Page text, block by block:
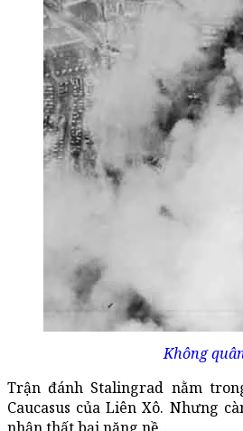
Không
Trận đánh Stalingrad nằm
Caucasus của Liên Xô. Nhưng